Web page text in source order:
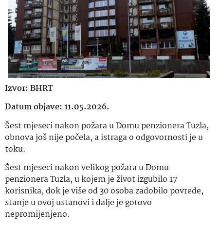
Izvor: BHRT
Datum objave: 11.05.2026.
Šest mjeseci nakon požara u Domu penzionera Tuzla,
obnova još nije počela, a istraga o odgovornosti je u
toku.
Šest mjeseci nakon velikog požara u Domu
penzionera Tuzla, u kojem je život izgubilo 17
korisnika, dok je više od 30 osoba zadobilo povrede,
stanje u ovoj ustanovi i dalje je gotovo
nepromijenjeno.